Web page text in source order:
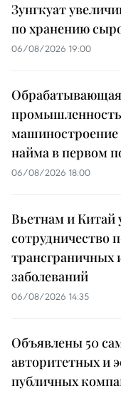
Зунгкуат
по хранению
06/08/2026 19:00
Обрабатывающая
машиностроение
найма в первом
06/08/2026 18:00
Вьетнам и Китай
сотрудничество
заболеваний
06/08/2026 14:35
Объявлены 50
авторитетных и
публичных